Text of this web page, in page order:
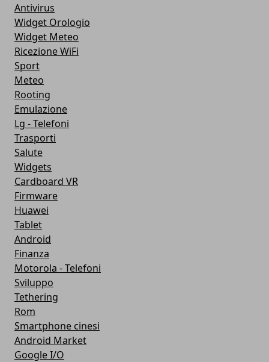
Antivirus
Widget Orologio
Widget Meteo
Ricezione WiFi
Sport
Meteo
Rooting
Emulazione
Lg - Telefoni
Trasporti
Salute
Widgets
Cardboard VR
Firmware
Huawei
Tablet
Android
Finanza
Motorola - Telefoni
Sviluppo
Tethering
Rom
Smartphone cinesi
Android Market
Google I/O